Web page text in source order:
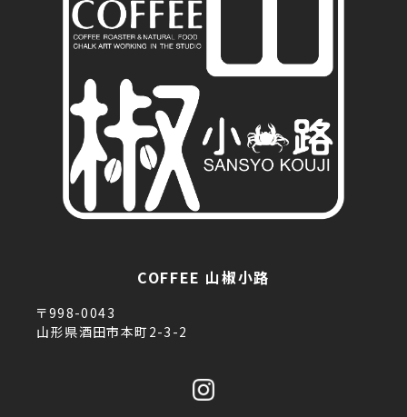
COFFEE 山椒小路
〒998-0043
山形県酒田市本町2-3-2